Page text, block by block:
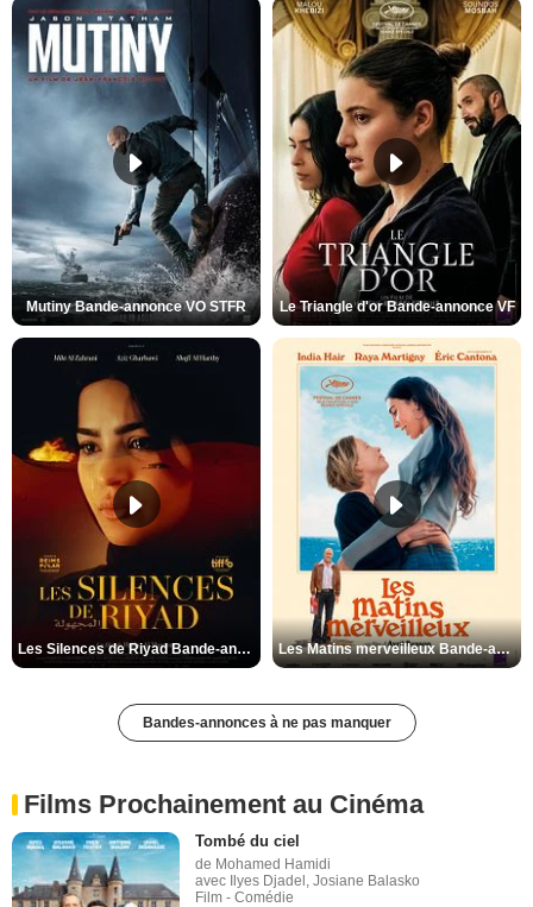
Mutiny Bande-annonce VO STFR Le Triangle d'or Bande-annonce VF
Les Silences de Riyad Bande-annonce VO STFR Les Matins merveilleux Bande-annonce VF
Bandes-annonces à ne pas manquer
Films Prochainement au Cinéma
Tombé du ciel
de Mohamed Hamidi
avec Ilyes Djadel, Josiane Balasko
Film - Comédie